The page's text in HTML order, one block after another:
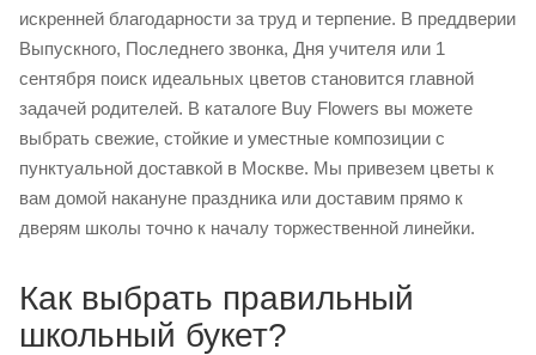
искренней благодарности за труд и терпение. В преддверии
Выпускного, Последнего звонка, Дня учителя или 1
сентября поиск идеальных цветов становится главной
задачей родителей. В каталоге Buy Flowers вы можете
выбрать свежие, стойкие и уместные композиции с
пунктуальной доставкой в Москве. Мы привезем цветы к
вам домой накануне праздника или доставим прямо к
дверям школы точно к началу торжественной линейки.
Как выбрать правильный
школьный букет?